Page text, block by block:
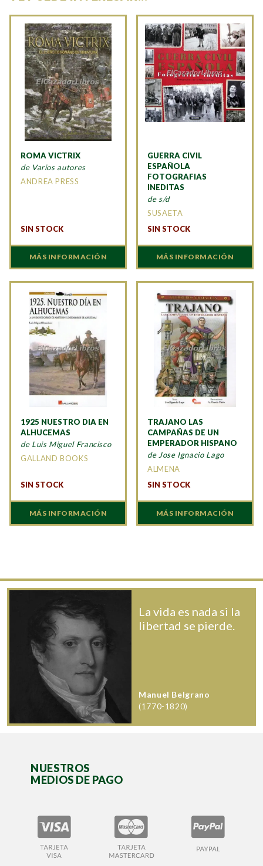
ROMA VICTRIX
de Varios autores
ANDREA PRESS
SIN STOCK
MÁS INFORMACIÓN
GUERRA CIVIL
ESPAÑOLA
FOTOGRAFIAS
INEDITAS
de s/d
SUSAETA
SIN STOCK
MÁS INFORMACIÓN
1925 NUESTRO DIA EN
ALHUCEMAS
de Luis Miguel Francisco
GALLAND BOOKS
SIN STOCK
MÁS INFORMACIÓN
TRAJANO LAS
CAMPAÑAS DE UN
EMPERADOR HISPANO
de Jose Ignacio Lago
ALMENA
SIN STOCK
MÁS INFORMACIÓN
La vida es nada si la
libertad se pierde.
Manuel Belgrano
(1770-1820)
NUESTROS
MEDIOS DE PAGO